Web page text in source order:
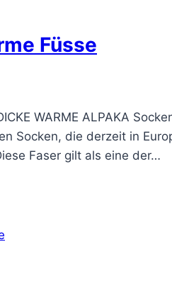
Füsse
WARME ALPAKA
Socken, die derzeit in
Faser gilt als eine der…